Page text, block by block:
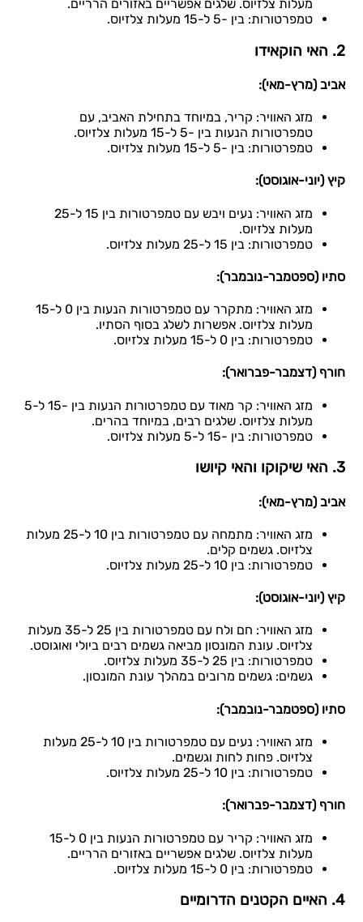
מעלות צלזיוס. שלגים אפשריים באזורים הרריים.
טמפרטורות: בין -5 ל-15 מעלות צלזיוס.
2. האי הוקאידו
אביב (מרץ-מאי):
מזג האוויר: קריר, במיוחד בתחילת האביב, עם
טמפרטורות הנעות בין -5 ל-15 מעלות צלזיוס.
טמפרטורות: בין -5 ל-15 מעלות צלזיוס.
קיץ (יוני-אוגוסט):
מזג האוויר: נעים ויבש עם טמפרטורות בין 15 ל-25
מעלות צלזיוס.
טמפרטורות: בין 15 ל-25 מעלות צלזיוס.
סתיו (ספטמבר-נובמבר):
מזג האוויר: מתקרר עם טמפרטורות הנעות בין 0 ל-15
מעלות צלזיוס. אפשרות לשלג בסוף הסתיו.
טמפרטורות: בין 0 ל-15 מעלות צלזיוס.
חורף (דצמבר-פברואר):
מזג האוויר: קר מאוד עם טמפרטורות הנעות בין -15 ל-5
מעלות צלזיוס. שלגים רבים, במיוחד בהרים.
טמפרטורות: בין -15 ל-5 מעלות צלזיוס.
3. האי שיקוקו והאי קיושו
אביב (מרץ-מאי):
מזג האוויר: מתמחה עם טמפרטורות בין 10 ל-25 מעלות
צלזיוס. גשמים קלים.
טמפרטורות: בין 10 ל-25 מעלות צלזיוס.
קיץ (יוני-אוגוסט):
מזג האוויר: חם ולח עם טמפרטורות בין 25 ל-35 מעלות
צלזיוס. עונת המונסון מביאה גשמים רבים ביולי ואוגוסט.
טמפרטורות: בין 25 ל-35 מעלות צלזיוס.
גשמים: גשמים מרובים במהלך עונת המונסון.
סתיו (ספטמבר-נובמבר):
מזג האוויר: נעים עם טמפרטורות בין 10 ל-25 מעלות
צלזיוס. פחות לחות וגשמים.
טמפרטורות: בין 10 ל-25 מעלות צלזיוס.
חורף (דצמבר-פברואר):
מזג האוויר: קריר עם טמפרטורות הנעות בין 0 ל-15
מעלות צלזיוס. שלגים אפשריים באזורים הרריים.
טמפרטורות: בין 0 ל-15 מעלות צלזיוס.
4. האיים הקטנים הדרומיים